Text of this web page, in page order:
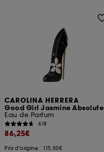
CAROLINA HERRERA
Good Girl Jasmine Absolute
Eau de Parfum
618
86,25€
Prix d'origine : 115,00€